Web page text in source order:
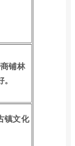
铺林
镇文化